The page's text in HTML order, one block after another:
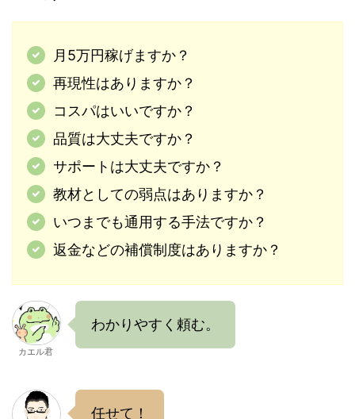
月5万円稼げますか？
再現性はありますか？
コスパはいいですか？
品質は大丈夫ですか？
サポートは大丈夫ですか？
教材としての弱点はありますか？
いつまでも通用する手法ですか？
返金などの補償制度はありますか？
カエル君
わかりやすく頼む。
任せて！